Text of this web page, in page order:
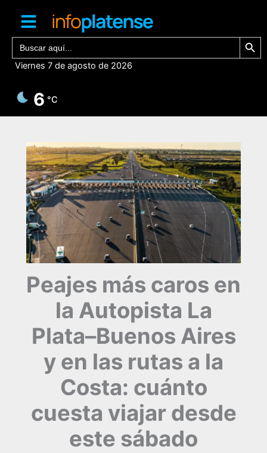
contenido
Buscar: Botón de
Viernes 7 de agosto de 2026
6 °C
Peajes más caros en
la Autopista La
Plata–Buenos Aires
y en las rutas a la
Costa: cuánto
cuesta viajar desde
este sábado